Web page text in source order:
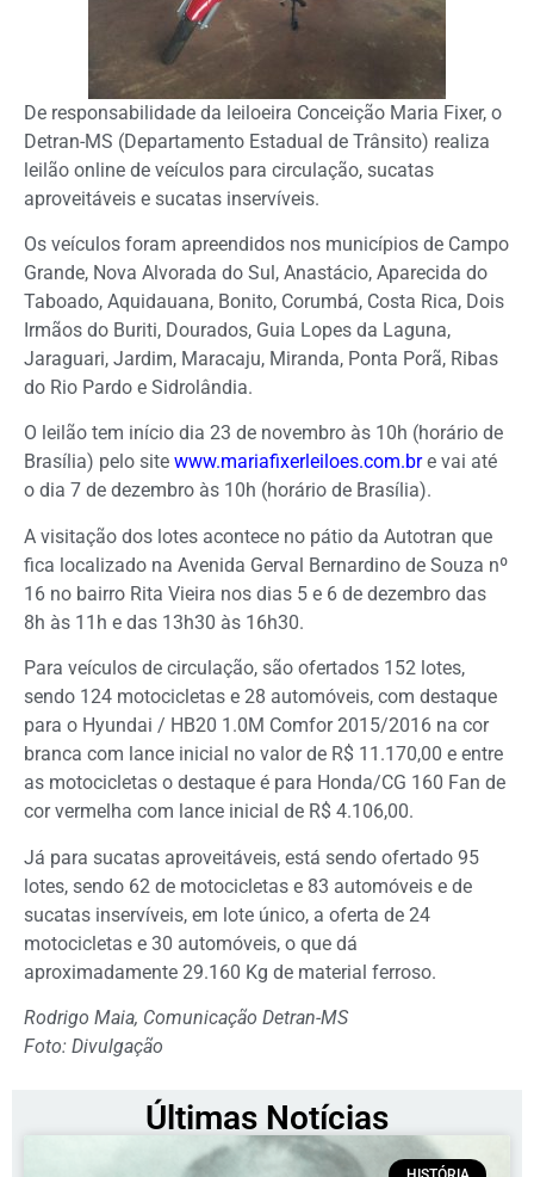
De responsabilidade da leiloeira Conceição Maria Fixer, o
Detran-MS (Departamento Estadual de Trânsito) realiza
leilão online de veículos para circulação, sucatas
aproveitáveis e sucatas inservíveis.
Os veículos foram apreendidos nos municípios de Campo
Grande, Nova Alvorada do Sul, Anastácio, Aparecida do
Taboado, Aquidauana, Bonito, Corumbá, Costa Rica, Dois
Irmãos do Buriti, Dourados, Guia Lopes da Laguna,
Jaraguari, Jardim, Maracaju, Miranda, Ponta Porã, Ribas
do Rio Pardo e Sidrolândia.
O leilão tem início dia 23 de novembro às 10h (horário de
Brasília) pelo site www.mariafixerleiloes.com.bre vai até
o dia 7 de dezembro às 10h (horário de Brasília).
A visitação dos lotes acontece no pátio da Autotran que
fica localizado na Avenida Gerval Bernardino de Souza nº
16 no bairro Rita Vieira nos dias 5 e 6 de dezembro das
8h às 11h e das 13h30 às 16h30.
Para veículos de circulação, são ofertados 152 lotes,
sendo 124 motocicletas e 28 automóveis, com destaque
para o Hyundai / HB20 1.0M Comfor 2015/2016 na cor
branca com lance inicial no valor de R$ 11.170,00 e entre
as motocicletas o destaque é para Honda/CG 160 Fan de
cor vermelha com lance inicial de R$ 4.106,00.
Já para sucatas aproveitáveis, está sendo ofertado 95
lotes, sendo 62 de motocicletas e 83 automóveis e de
sucatas inservíveis, em lote único, a oferta de 24
motocicletas e 30 automóveis, o que dá
aproximadamente 29.160 Kg de material ferroso.
Rodrigo Maia, Comunicação Detran-MS
Foto: Divulgação
Últimas Notícias